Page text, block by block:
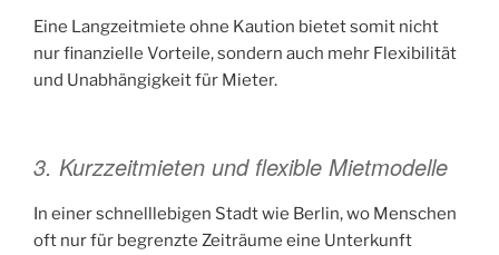
Eine Langzeitmiete ohne Kaution bietet somit nicht
nur finanzielle Vorteile, sondern auch mehr Flexibilität
und Unabhängigkeit für Mieter.
3. Kurzzeitmieten und flexible Mietmodelle
In einer schnelllebigen Stadt wie Berlin, wo Menschen
oft nur für begrenzte Zeiträume eine Unterkunft